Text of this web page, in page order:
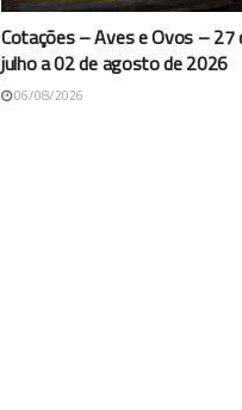
Cotações – Aves e Ovos – 27
julho a 02 de agosto de 2026
06/08/2026